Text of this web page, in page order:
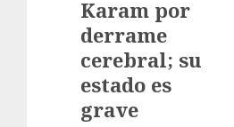
Karam por
derrame
cerebral; su
estado es
grave